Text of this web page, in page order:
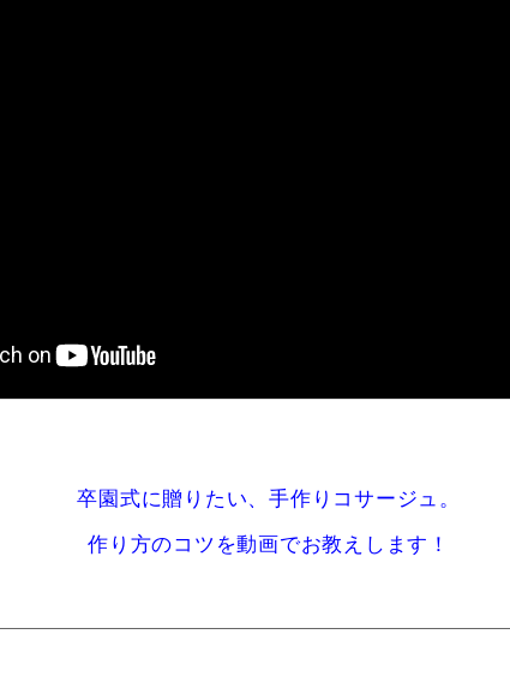
卒園式に贈りたい、手作りコサージュ。
作り方のコツを動画でお教えします！